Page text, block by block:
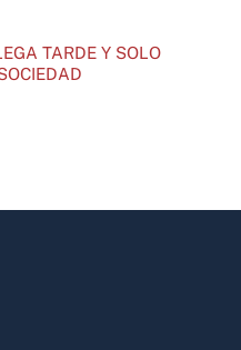
TARDE Y SOLO